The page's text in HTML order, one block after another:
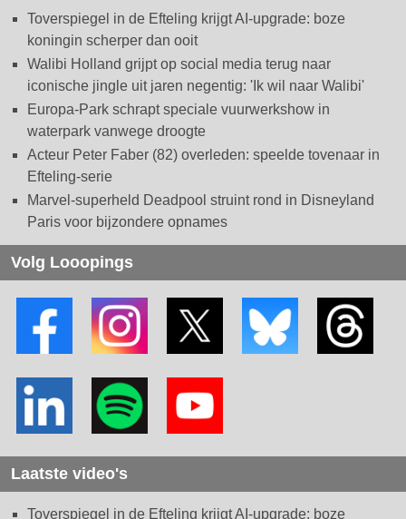
Toverspiegel in de Efteling krijgt AI-upgrade: boze
koningin scherper dan ooit
Walibi Holland grijpt op social media terug naar
iconische jingle uit jaren negentig: 'Ik wil naar Walibi'
Europa-Park schrapt speciale vuurwerkshow in
waterpark vanwege droogte
Acteur Peter Faber (82) overleden: speelde tovenaar in
Efteling-serie
Marvel-superheld Deadpool struint rond in Disneyland
Paris voor bijzondere opnames
Volg Looopings
Laatste video's
Toverspiegel in de Efteling krijgt AI-upgrade: boze